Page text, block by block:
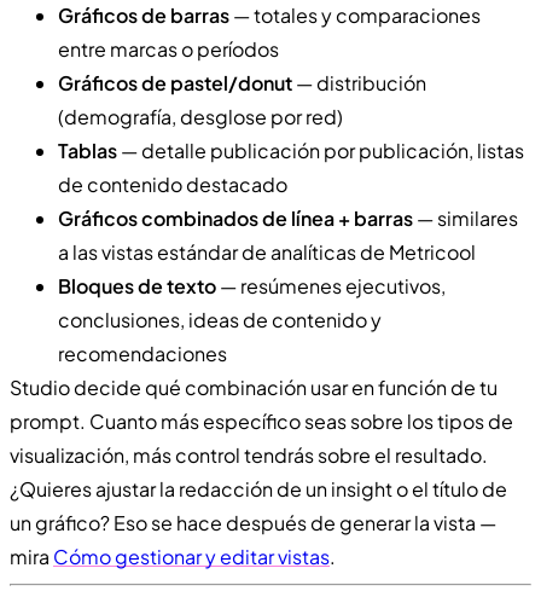
Gráficos de barras— totales y comparaciones
entre marcas o períodos
Gráficos de pastel/donut— distribución
(demografía, desglose por red)
Tablas— detalle publicación por publicación, listas
de contenido destacado
Gráficos combinados de línea + barras— similares
a las vistas estándar de analíticas de Metricool
Bloques de texto— resúmenes ejecutivos,
conclusiones, ideas de contenido y
recomendaciones
Studio decide qué combinación usar en función de tu
prompt. Cuanto más específico seas sobre los tipos de
visualización, más control tendrás sobre el resultado.
¿Quieres ajustar la redacción de un insight o el título de
un gráfico? Eso se hace después de generar la vista —
mira Cómo gestionar y editar vistas.